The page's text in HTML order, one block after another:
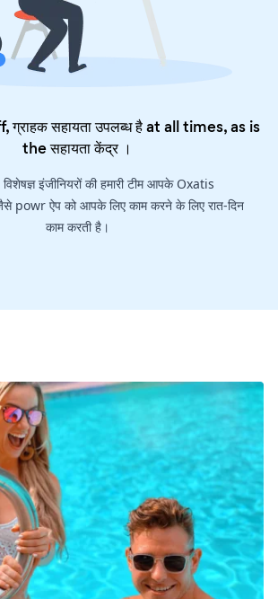
सहायता उपलब्ध है at all times, as is
theसहायता केंद्र।
इंजीनियरों की हमारी टीम आपके Oxatis
ऐप को आपके लिए काम करने के लिए रात-दिन
काम करती है।